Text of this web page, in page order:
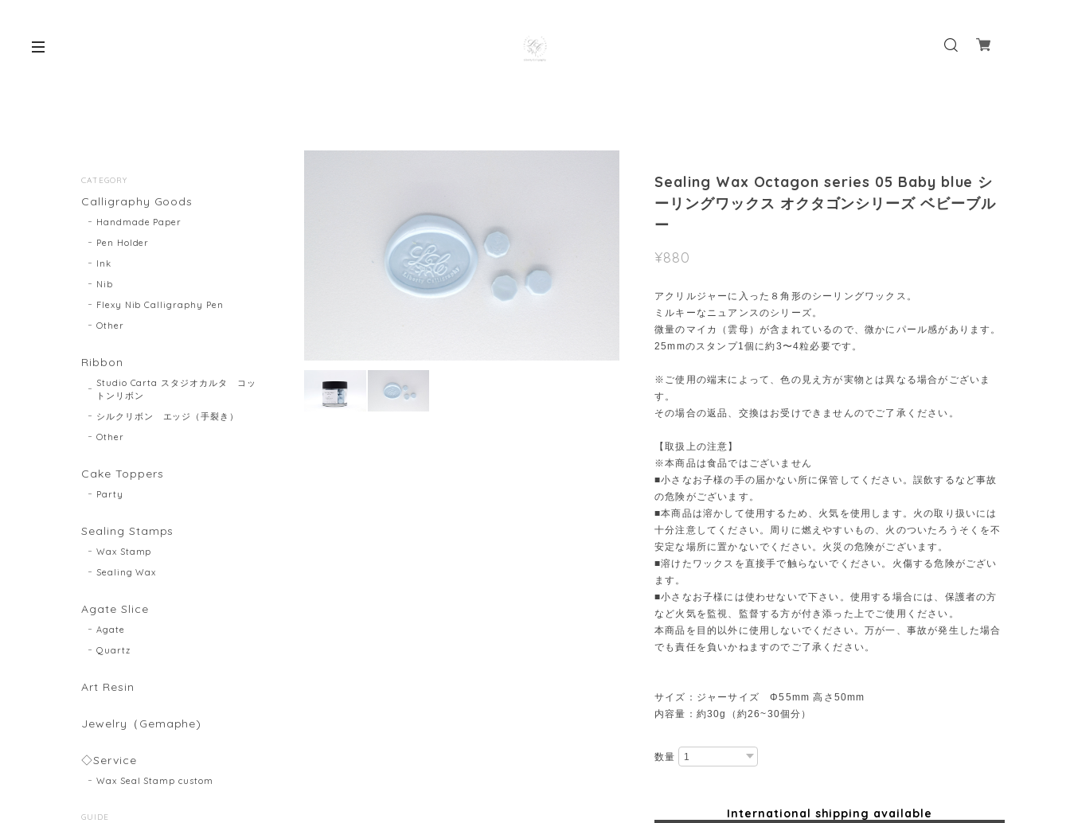
Sealing Wax Octagon series 05 Baby blue シ
ーリングワックス オクタゴンシリーズ ベビーブル
ー
¥880
アクリルジャーに入った８角形のシーリングワックス。
ミルキーなニュアンスのシリーズ。
微量のマイカ（雲母）が含まれているので、微かにパール感があります。
25mmのスタンプ1個に約3〜4粒必要です。
※ご使用の端末によって、色の見え方が実物とは異なる場合がございま
す。
その場合の返品、交換はお受けできませんのでご了承ください。
【取扱上の注意】
※本商品は食品ではございません
■小さなお子様の手の届かない所に保管してください。誤飲するなど事故
の危険がございます。
■本商品は溶かして使用するため、火気を使用します。火の取り扱いには
十分注意してください。周りに燃えやすいもの、火のついたろうそくを不
安定な場所に置かないでください。火災の危険がございます。
■溶けたワックスを直接手で触らないでください。火傷する危険がござい
ます。
■小さなお子様には使わせないで下さい。使用する場合には、保護者の方
など火気を監視、監督する方が付き添った上でご使用ください。
本商品を目的以外に使用しないでください。万が一、事故が発生した場合
でも責任を負いかねますのでご了承ください。
サイズ：ジャーサイズ Φ55mm 高さ50mm
内容量：約30g（約26~30個分）
数量
International shipping available
CATEGORY
Calligraphy Goods
Handmade Paper
Pen Holder
Ink
Nib
Flexy Nib Calligraphy Pen
Other
Ribbon
Studio Carta スタジオカルタ コッ
トンリボン
シルクリボン エッジ（手裂き）
Other
Cake Toppers
Party
Sealing Stamps
Wax Stamp
Sealing Wax
Agate Slice
Agate
Quartz
Art Resin
Jewelry（Gemaphe)
◇Service
Wax Seal Stamp custom
GUIDE